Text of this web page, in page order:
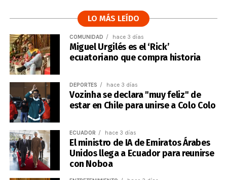
LO MÁS LEÍDO
COMUNIDAD hace 3 días
Miguel Urgilés es el ‘Rick’
ecuatoriano que compra historia
DEPORTES hace 3 días
Vozinha se declara "muy feliz" de
estar en Chile para unirse a Colo Colo
ECUADOR hace 3 días
El ministro de IA de Emiratos Árabes
Unidos llega a Ecuador para reunirse
con Noboa